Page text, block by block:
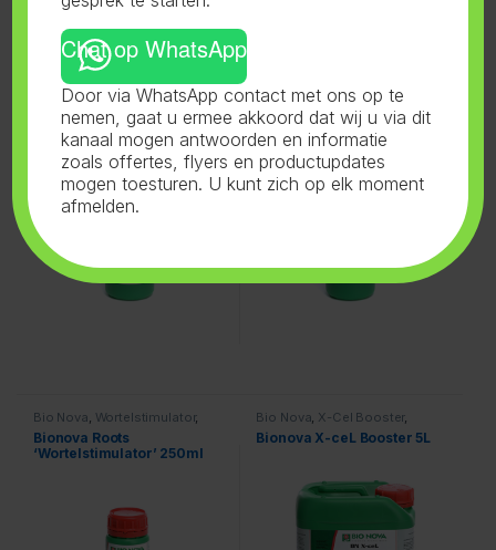
Bio Nova,Hydro Supermix,
Voeding
Bionova Hydro Supermix 1L Voeding
Bionova X-ceL Booster 1L
Bio Nova, Wortelstimulator,
Voeding
Bionova Roots
‘Wortelstimulator’ 250ml
Bio Nova, X-Cel Booster,
Voeding
Bionova X-ceL Booster 5L
Chat op WhatsApp
Door via WhatsApp contact met ons op te
nemen, gaat u ermee akkoord dat wij u via dit
kanaal mogen antwoorden en informatie
zoals offertes, flyers en productupdates
mogen toesturen. U kunt zich op elk moment
afmelden.